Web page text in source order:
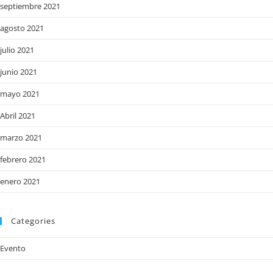
septiembre 2021
agosto 2021
julio 2021
junio 2021
mayo 2021
Abril 2021
marzo 2021
febrero 2021
enero 2021
Categories
Evento